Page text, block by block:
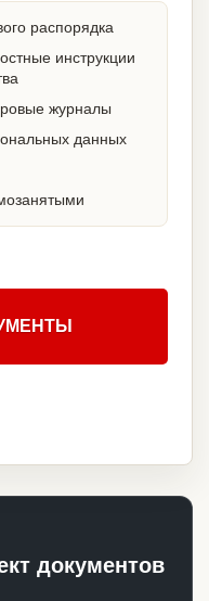
распорядка
инструкции
журналы
данных
документов